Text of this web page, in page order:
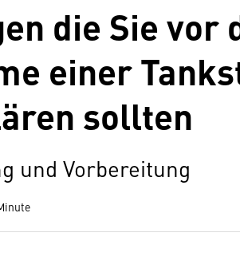
die Sie
einer
sollten
und Vorbereitung